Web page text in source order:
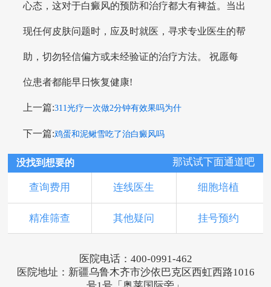
心态，这对于白癜风的预防和治疗都大有裨益。当出
现任何皮肤问题时，应及时就医，寻求专业医生的帮
助，切勿轻信偏方或未经验证的治疗方法。 祝愿每
位患者都能早日恢复健康!
上一篇:311光疗一次做2分钟有效果吗为什
下一篇:鸡蛋和泥鳅雪吃了治白癜风吗
没找到想要的 那试试下面通道吧
查询费用 连线医生 细胞培植
精准筛查 其他疑问 挂号预约
医院电话：400-0991-462
医院地址：新疆乌鲁木齐市沙依巴克区西虹西路1016